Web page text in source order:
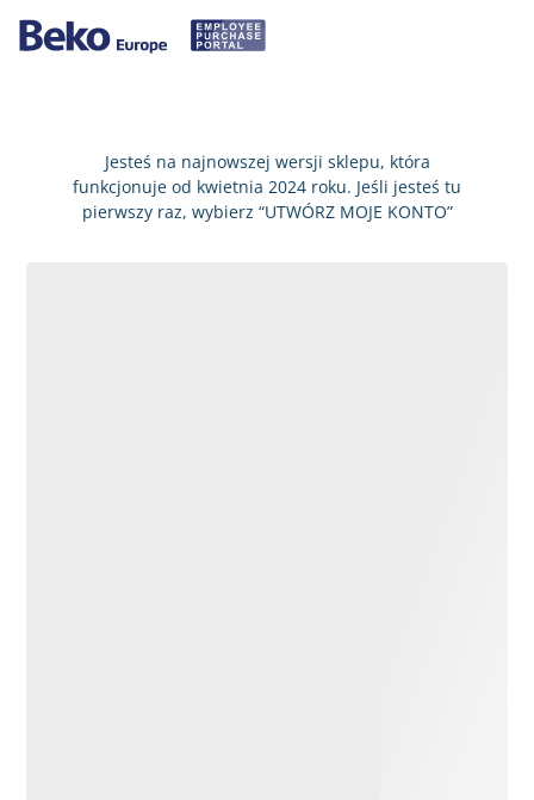
Jesteś na najnowszej wersji sklepu, która
funkcjonuje od kwietnia 2024 roku. Jeśli jesteś tu
pierwszy raz, wybierz “UTWÓRZ MOJE KONTO”